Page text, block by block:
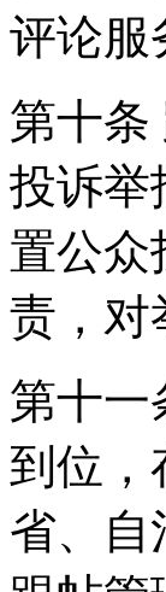
评论服
第十条
投诉举
置公众
责，对
第十一
到位，
省、自